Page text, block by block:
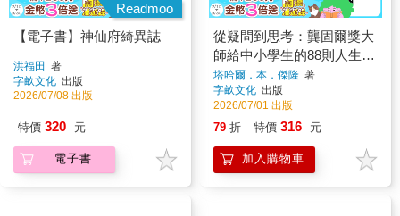
Readmoo
【電子書】神仙府綺異誌
洪福田 著
字畝文化 出版
2026/07/08 出版
特價 320 元
電子書
從疑問到思考：龔固爾獎大
師給中小學生的88則人生思
辨關鍵字
塔哈爾．本．傑隆 著
字畝文化 出版
2026/07/01 出版
79 折 特價 316 元
加入購物車